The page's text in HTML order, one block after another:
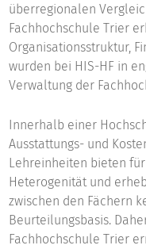
überregionalen
Fachhochschule Trier
Organisationsstruktur,
wurden bei HIS-HF in
Verwaltung der
Innerhalb einer
Ausstattungs- und
Lehreinheiten bieten
Heterogenität und
zwischen den Fächern
Beurteilungsbasis.
Fachhochschule Trier